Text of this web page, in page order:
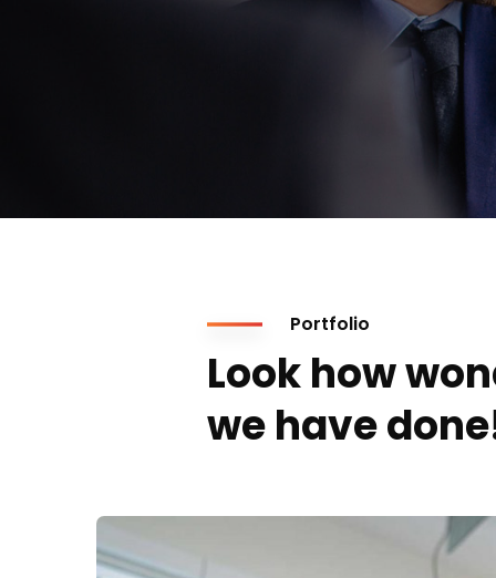
Portfolio
Look how
we have